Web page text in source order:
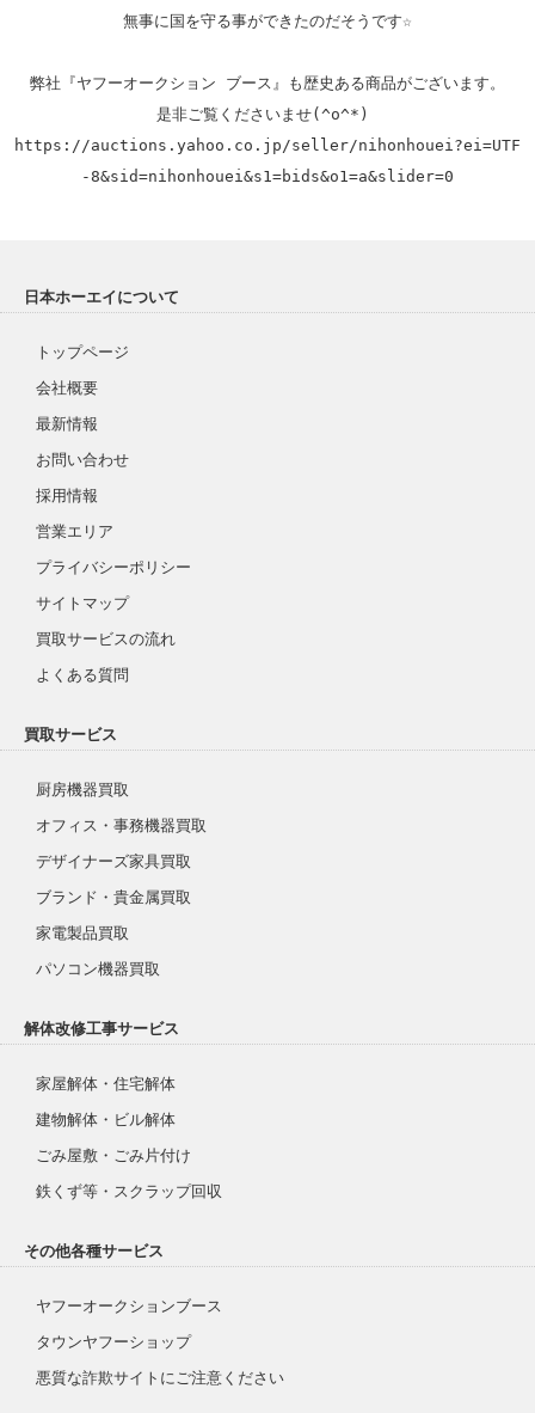
無事に国を守る事ができたのだそうです☆
弊社『ヤフーオークション ブース』も歴史ある商品がございます。
https://auctions.yahoo.co.jp/seller/nihonhouei?ei=UTF
-8&sid=nihonhouei&s1=bids&o1=a&slider=0
日本ホーエイについて
トップページ
会社概要
最新情報
お問い合わせ
採用情報
営業エリア
プライバシーポリシー
サイトマップ
買取サービスの流れ
よくある質問
買取サービス
厨房機器買取
オフィス・事務機器買取
デザイナーズ家具買取
ブランド・貴金属買取
家電製品買取
パソコン機器買取
解体改修工事サービス
家屋解体・住宅解体
建物解体・ビル解体
ごみ屋敷・ごみ片付け
鉄くず等・スクラップ回収
その他各種サービス
ヤフーオークションブース
タウンヤフーショップ
悪質な詐欺サイトにご注意ください